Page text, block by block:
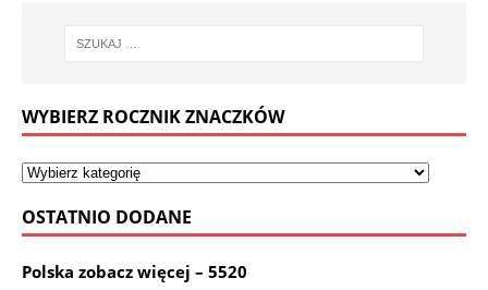
WYBIERZ ROCZNIK ZNACZKÓW
OSTATNIO DODANE
Polska zobacz więcej – 5520